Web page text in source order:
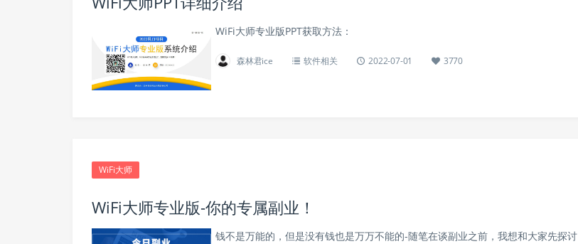
WiFi大师专业版PPT获取方法：
森林君ice 软件相关 2022-07-01 3770
WiFi大师
WiFi大师专业版-你的专属副业！
钱不是万能的，但是没有钱也是万万不能的-随笔在谈副业之前，我想和大家先探讨